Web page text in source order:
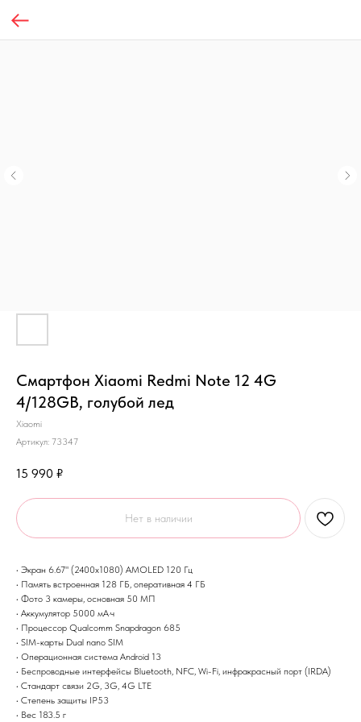
Смартфон Xiaomi Redmi Note 12 4G
4/128GB, голубой лед
Xiaomi
Артикул: 73347
15 990 ₽
Нет в наличии
• Экран 6.67" (2400x1080) AMOLED 120 Гц
• Память встроенная 128 ГБ, оперативная 4 ГБ
• Фото 3 камеры, основная 50 МП
• Аккумулятор 5000 мА·ч
• Процессор Qualcomm Snapdragon 685
• SIM-карты Dual nano SIM
• Операционная система Android 13
• Беспроводные интерфейсы Bluetooth, NFC, Wi-Fi, инфракрасный порт (IRDA)
• Стандарт связи 2G, 3G, 4G LTE
• Степень защиты IP53
• Вес 183.5 г